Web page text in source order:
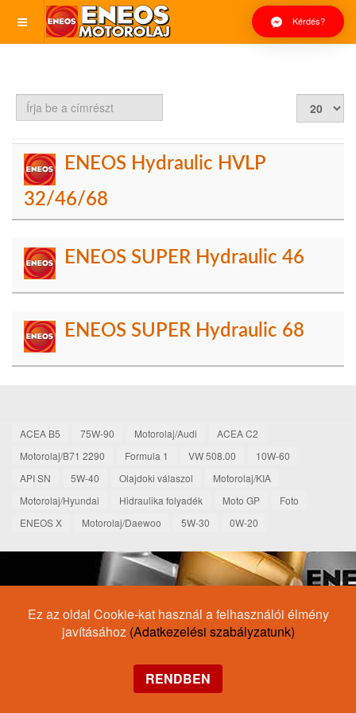
Kérdés?
Írja
a
ENEOS Hydraulic HVLP
32/46/68
ENEOS SUPER Hydraulic 46
ENEOS SUPER Hydraulic 68
ACEA B5 75W-90 Motorolaj/Audi
ACEA C2
Motorolaj/B71 2290
Formula 1 VW 508.00
10W-60
API SN
5W-40 Olajdoki válaszol
Motorolaj/KIA
Motorolaj/Hyundai
Hidraulika folyadék Moto GP
Foto
ENEOS X
Motorolaj/Daewoo 5W-30 0W-20
Ez az oldal Cookie-kat használ a felhasználói élmény
javításához (Adatkezelési szabályzatunk)
RENDBEN